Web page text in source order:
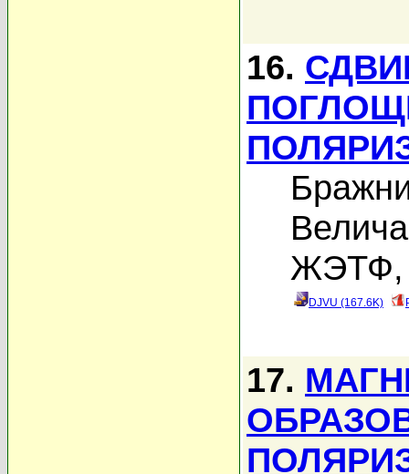
16.
ЖЭТФ,
DJVU (167.6K)
17.